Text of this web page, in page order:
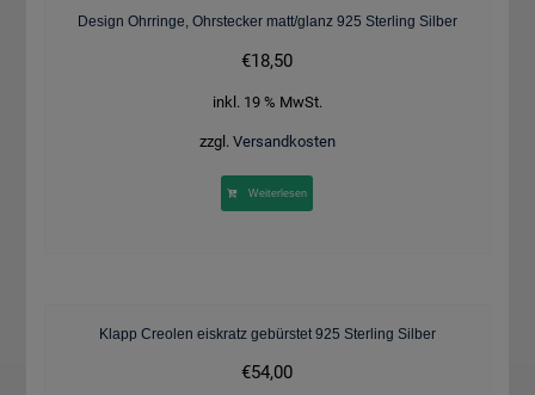
Design Ohrringe, Ohrstecker matt/glanz 925 Sterling Silber
€18,50
inkl. 19 % MwSt.
zzgl. Versandkosten
Weiterlesen
Klapp Creolen eiskratz gebürstet 925 Sterling Silber
€54,00